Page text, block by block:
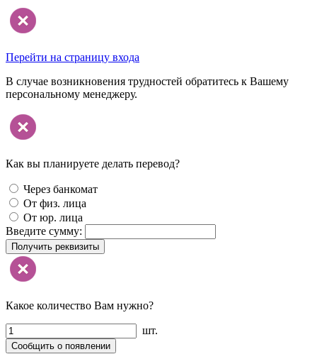
Перейти на страницу входа
В случае возникновения трудностей обратитесь к Вашему
персональному менеджеру.
Как вы планируете делать перевод?
Через банкомат
От физ. лица
От юр. лица
Введите сумму:
Получить реквизиты
Какое количество Вам нужно?
шт.
Сообщить о появлении